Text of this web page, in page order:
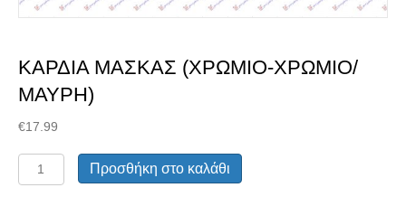
ΚΑΡΔΙΑ ΜΑΣΚΑΣ (ΧΡΩΜΙΟ-ΧΡΩΜΙΟ/
ΜΑΥΡΗ)
€17.99
ΚΑΡΔΙΑ
ΜΑΣΚΑΣ
Προσθήκη στο καλάθι